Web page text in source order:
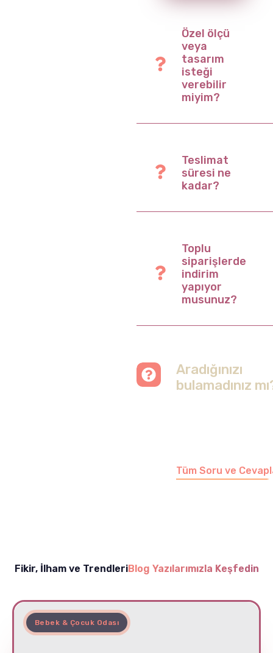
Özel ölçü
veya
tasarım
isteği
verebilir
miyim?
Teslimat
süresi ne
kadar?
Toplu
siparişlerde
indirim
yapıyor
musunuz?
Aradığınızı
bulamadınız
Tüm Soru ve
Fikir, İlham ve TrendleriBlog Yazılarımızla Keşfedin
Bebek & Çocuk Odası